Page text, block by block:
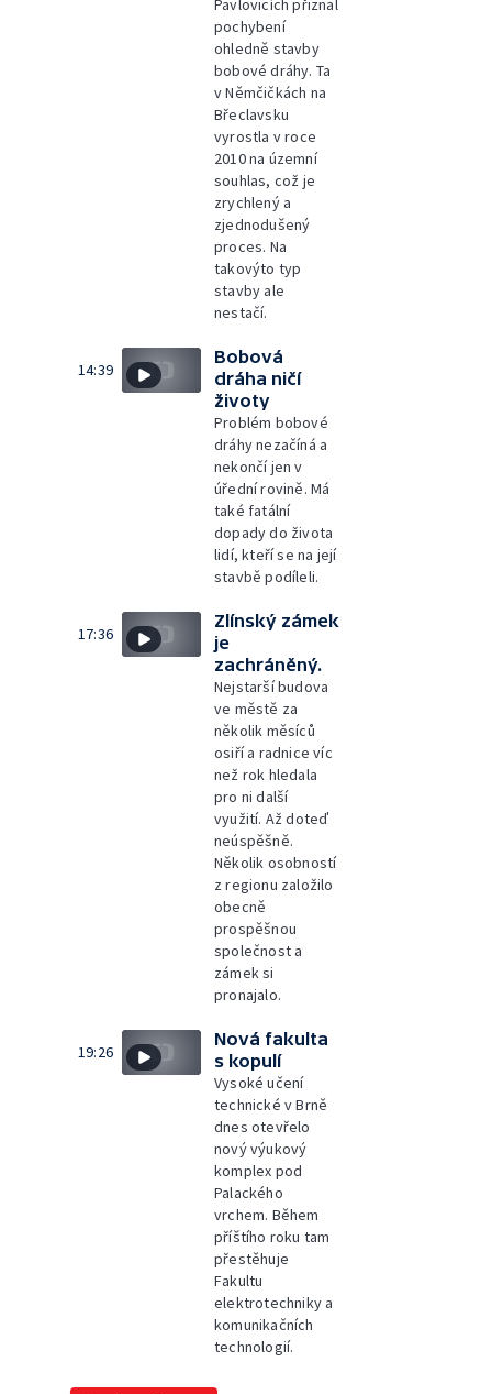
Pavlovicích přiznal
pochybení
ohledně stavby
bobové dráhy. Ta
v Němčičkách na
Břeclavsku
vyrostla v roce
2010 na územní
souhlas, což je
zrychlený a
zjednodušený
proces. Na
takovýto typ
stavby ale
nestačí.
14:39
Bobová
dráha ničí
životy
Problém bobové
dráhy nezačíná a
nekončí jen v
úřední rovině. Má
také fatální
dopady do života
lidí, kteří se na její
stavbě podíleli.
17:36
Zlínský zámek
je
zachráněný.
Nejstarší budova
ve městě za
několik měsíců
osiří a radnice víc
než rok hledala
pro ni další
využití. Až doteď
neúspěšně.
Několik osobností
z regionu založilo
obecně
prospěšnou
společnost a
zámek si
pronajalo.
19:26
Nová fakulta
s kopulí
Vysoké učení
technické v Brně
dnes otevřelo
nový výukový
komplex pod
Palackého
vrchem. Během
příštího roku tam
přestěhuje
Fakultu
elektrotechniky a
komunikačních
technologií.